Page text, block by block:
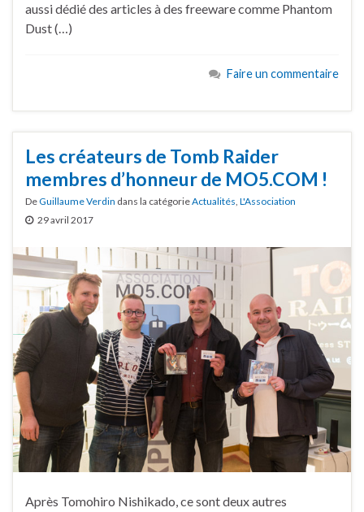
aussi dédié des articles à des freeware comme Phantom
Dust (…)
Faire un commentaire
Les créateurs de Tomb Raider
membres d’honneur de MO5.COM !
DeGuillaume Verdin dans la catégorieActualités, L'Association
29 avril 2017
Après Tomohiro Nishikado, ce sont deux autres